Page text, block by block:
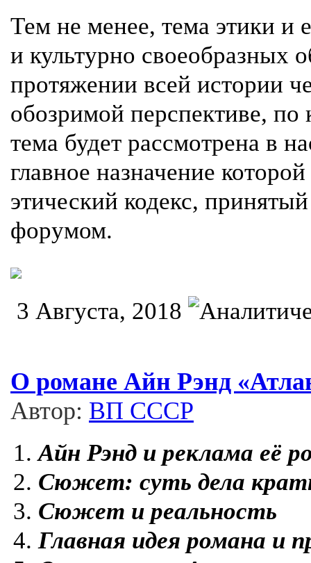
Тем не менее, тема этики и
и культурно своеобразных
протяжении всей истории
обозримой перспективе, по
тема будет рассмотрена в
главное назначение
этический кодекс,
форумом.
3 Августа, 2018
О романе Айн Рэнд
Автор: ВП СССР
Айн Рэнд и реклама её
Сюжет: суть дела
Сюжет и реальность
Главная идея романа и